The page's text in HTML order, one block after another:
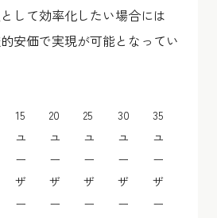
して効率化したい場合には
安価で実現が可能となってい
15
ユ
ー
ザ
ー
20
ユ
ー
ザ
ー
25
ユ
ー
ザ
ー
30
ユ
ー
ザ
ー
35
ユ
ー
ザ
ー